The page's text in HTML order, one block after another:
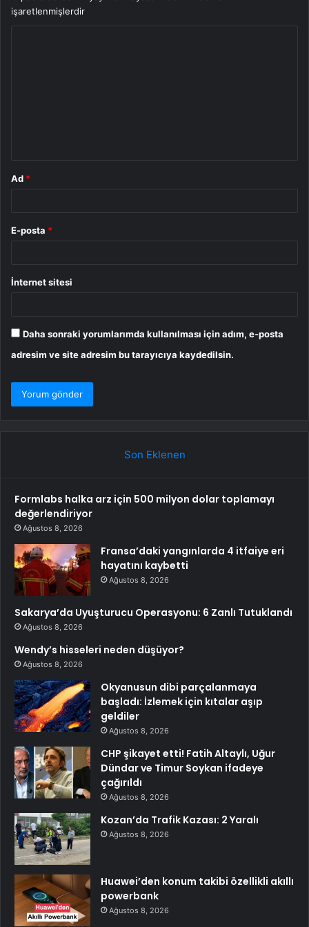
işaretlenmişlerdir
Ad *
E-posta *
İnternet sitesi
Daha sonraki yorumlarımda kullanılması için adım, e-posta
adresim ve site adresim bu tarayıcıya kaydedilsin.
Son Eklenen
Formlabs halka arz için 500 milyon dolar toplamayı
değerlendiriyor
Ağustos 8, 2026
Fransa’daki yangınlarda 4 itfaiye eri
hayatını kaybetti
Ağustos 8, 2026
Sakarya’da Uyuşturucu Operasyonu: 6 Zanlı Tutuklandı
Ağustos 8, 2026
Wendy’s hisseleri neden düşüyor?
Ağustos 8, 2026
Okyanusun dibi parçalanmaya
başladı: İzlemek için kıtalar aşıp
geldiler
Ağustos 8, 2026
CHP şikayet etti! Fatih Altaylı, Uğur
Dündar ve Timur Soykan ifadeye
çağırıldı
Ağustos 8, 2026
Kozan’da Trafik Kazası: 2 Yaralı
Ağustos 8, 2026
Huawei’den konum takibi özellikli akıllı
powerbank
Ağustos 8, 2026